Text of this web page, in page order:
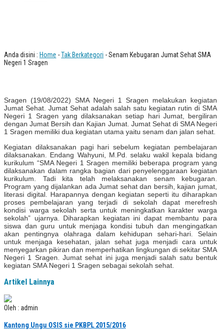
Anda disini : Home -Tak Berkategori - Senam Kebugaran Jumat Sehat SMA
Negeri 1 Sragen
Sragen (19/08/2022) SMA Negeri 1 Sragen melakukan kegiatan
Jumat Sehat. Jumat Sehat adalah salah satu kegiatan rutin di SMA
Negeri 1 Sragen yang dilaksanakan setiap hari Jumat, bergiliran
dengan Jumat Bersih dan Kajian Jumat. Jumat Sehat di SMA Negeri
1 Sragen memiliki dua kegiatan utama yaitu senam dan jalan sehat.
Kegiatan dilaksanakan pagi hari sebelum kegiatan pembelajaran
dilaksanakan. Endang Wahyuni, M.Pd. selaku wakil kepala bidang
kurikulum “SMA Negeri 1 Sragen memiliki beberapa program yang
dilaksanakan dalam rangka bagian dari penyelenggaraan kegiatan
kurikulum. Tadi kita telah melaksanakan senam kebugaran.
Program yang dijalankan ada Jumat sehat dan bersih, kajian jumat,
literasi digital. Harapannya dengan kegiatan seperti itu diharapkan
proses pembelajaran yang terjadi di sekolah dapat merefresh
kondisi warga sekolah serta untuk meningkatkan karakter warga
sekolah” ujarnya. Diharapkan kegiatan ini dapat membantu para
siswa dan guru untuk menjaga kondisi tubuh dan mengingatkan
akan pentingnya olahraga dalam kehidupan sehari-hari. Selain
untuk menjaga kesehatan, jalan sehat juga menjadi cara untuk
menyegarkan pikiran dan memperhatikan lingkungan di sekitar SMA
Negeri 1 Sragen. Jumat sehat ini juga menjadi salah satu bentuk
kegiatan SMA Negeri 1 Sragen sebagai sekolah sehat.
Artikel Lainnya
Oleh : admin
Kantong Ungu OSIS sie PKBPL 2015/2016